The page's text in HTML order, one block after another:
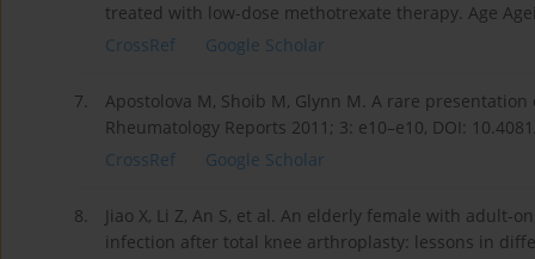
treated with low-dose methotrexate therapy. Age
CrossRef
Google Scholar
7.
Apostolova M, Shoib M, Glynn M. A rare
Rheumatology Reports 2011; 3: e10–e10, DOI:
CrossRef
Google Scholar
8.
Jiao X, Li Z, An S, et al. An elderly female with adult-
infection after total knee arthroplasty: lessons in